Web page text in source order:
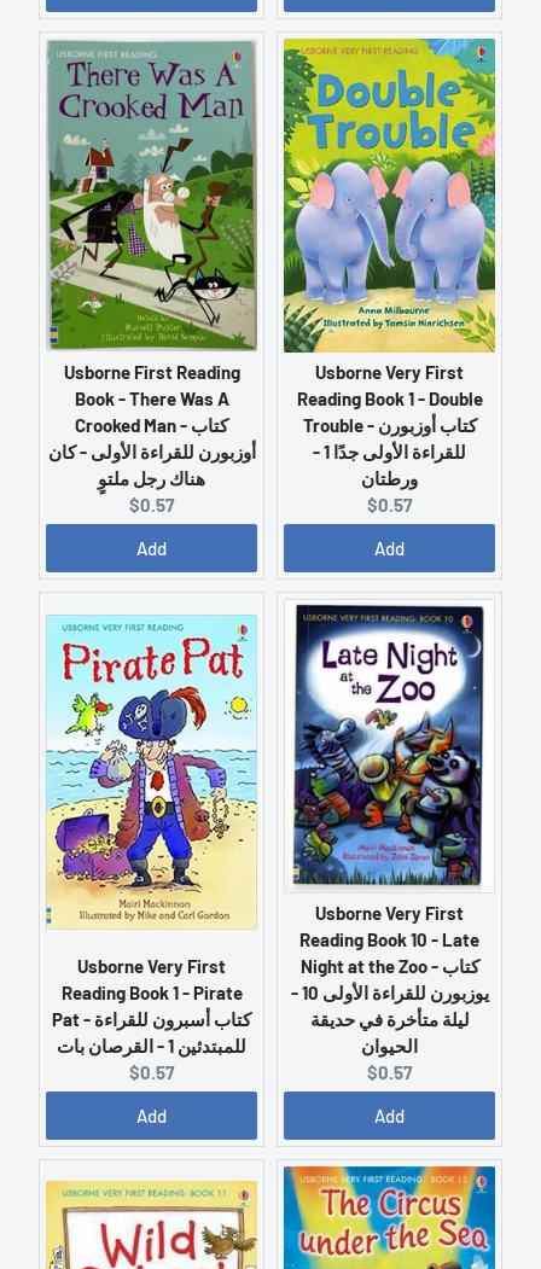
r
e
n
t
r
i
c
e
:
r
e
n
t
p
r
i
c
e
:
Usborne First Reading
Book - There Was A
Crooked Man - كتاب
أوزبورن للقراءة الأولى - كان
هناك رجل ملتوٍ
C
u
r
e
n
t
p
r
i
c
e
:
$0.57
Add
Usborne Very First
Reading Book 1 - Double
Trouble - كتاب أوزبورن
للقراءة الأولى جدًا 1 -
ورطتان
C
u
r
e
n
t
p
r
i
c
e
:
$0.57
Add
Usborne Very First
Reading Book 1 - Pirate
Pat - كتاب أسبرون للقراءة
للمبتدئين 1 - القرصان بات
C
u
r
e
n
t
p
$0.57
Add
Usborne Very First
Reading Book 10 - Late
Night at the Zoo - كتاب
يوزبورن للقراءة الأولى 10 -
ليلة متأخرة في حديقة
الحيوان
C
u
r
e
n
t
p
$0.57
Add